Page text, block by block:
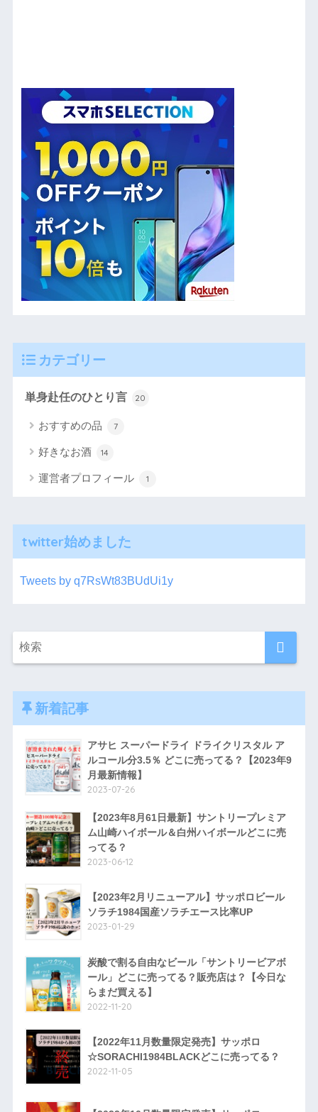
カテゴリー
単身赴任のひとり言 20
おすすめの品 7
好きなお酒 14
運営者プロフィール 1
twitter始めました
Tweets by q7RsWt83BUdUi1y
新着記事
アサヒ スーパードライ ドライクリスタル ア
ルコール分3.5％ どこに売ってる？【2023年9
月最新情報】
2023-07-26
【2023年8月61日最新】サントリープレミア
ム山崎ハイボール＆白州ハイボールどこに売
ってる？
2023-06-12
【2023年2月リニューアル】サッポロビール
ソラチ1984国産ソラチエース比率UP
2023-01-29
炭酸で割る自由なビール「サントリービアボ
ール」どこに売ってる？販売店は？【今日な
らまだ買える】
2022-11-20
【2022年11月数量限定発売】サッポロ
☆SORACHI1984BLACKどこに売ってる？
2022-11-05